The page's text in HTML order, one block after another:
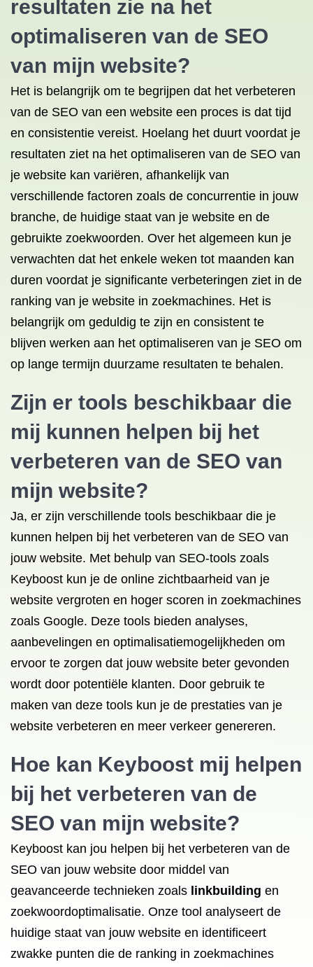
resultaten zie na het
optimaliseren van de SEO
van mijn website?
Het is belangrijk om te begrijpen dat het verbeteren
van de SEO van een website een proces is dat tijd
en consistentie vereist. Hoelang het duurt voordat je
resultaten ziet na het optimaliseren van de SEO van
je website kan variëren, afhankelijk van
verschillende factoren zoals de concurrentie in jouw
branche, de huidige staat van je website en de
gebruikte zoekwoorden. Over het algemeen kun je
verwachten dat het enkele weken tot maanden kan
duren voordat je significante verbeteringen ziet in de
ranking van je website in zoekmachines. Het is
belangrijk om geduldig te zijn en consistent te
blijven werken aan het optimaliseren van je SEO om
op lange termijn duurzame resultaten te behalen.
Zijn er tools beschikbaar die
mij kunnen helpen bij het
verbeteren van de SEO van
mijn website?
Ja, er zijn verschillende tools beschikbaar die je
kunnen helpen bij het verbeteren van de SEO van
jouw website. Met behulp van SEO-tools zoals
Keyboost kun je de online zichtbaarheid van je
website vergroten en hoger scoren in zoekmachines
zoals Google. Deze tools bieden analyses,
aanbevelingen en optimalisatiemogelijkheden om
ervoor te zorgen dat jouw website beter gevonden
wordt door potentiële klanten. Door gebruik te
maken van deze tools kun je de prestaties van je
website verbeteren en meer verkeer genereren.
Hoe kan Keyboost mij helpen
bij het verbeteren van de
SEO van mijn website?
Keyboost kan jou helpen bij het verbeteren van de
SEO van jouw website door middel van
geavanceerde technieken zoals linkbuilding en
zoekwoordoptimalisatie. Onze tool analyseert de
huidige staat van jouw website en identificeert
zwakke punten die de ranking in zoekmachines